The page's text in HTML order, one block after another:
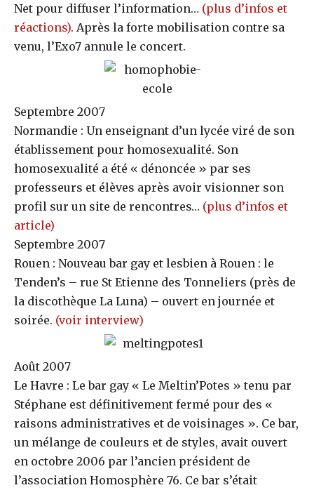
Net pour diffuser l’information… (plus d’infos et
réactions). Après la forte mobilisation contre sa
venu, l’Exo7 annule le concert.
Septembre 2007
Normandie : Un enseignant d’un lycée viré de son
établissement pour homosexualité. Son
homosexualité a été « dénoncée » par ses
professeurs et élèves après avoir visionner son
profil sur un site de rencontres… (plus d’infos et
article)
Septembre 2007
Rouen : Nouveau bar gay et lesbien à Rouen : le
Tenden’s – rue St Etienne des Tonneliers (près de
la discothèque La Luna) – ouvert en journée et
soirée. (voir interview)
Août 2007
Le Havre : Le bar gay « Le Meltin’Potes » tenu par
Stéphane est définitivement fermé pour des «
raisons administratives et de voisinages ». Ce bar,
un mélange de couleurs et de styles, avait ouvert
en octobre 2006 par l’ancien président de
l’association Homosphère 76. Ce bar s’était